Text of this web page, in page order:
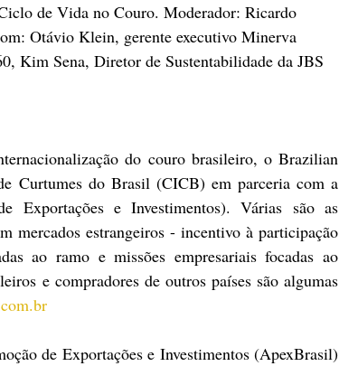
de Vida no Couro. Moderador: Ricardo
Otávio Klein, gerente executivo Minerva
Kim Sena, Diretor de Sustentabilidade da JBS
do couro brasileiro, o Brazilian
Curtumes do Brasil (CICB) em parceria com a
Exportações e Investimentos). Várias são as
mercados estrangeiros - incentivo à participação
ao ramo e missões empresariais focadas ao
e compradores de outros países são algumas
de Exportações e Investimentos (ApexBrasil)